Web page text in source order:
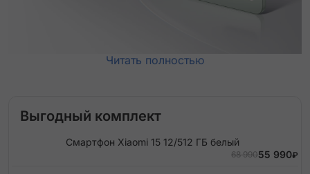
Читать полностью
Выгодный комплект
Смартфон Xiaomi 15 12/512 ГБ белый
55 990₽
68 990